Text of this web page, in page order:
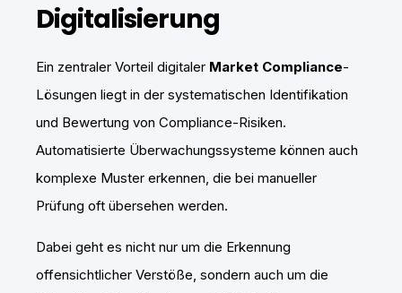
Digitalisierung
Ein zentraler Vorteil digitaler Market Compliance-
Lösungen liegt in der systematischen Identifikation
und Bewertung von Compliance-Risiken.
Automatisierte Überwachungssysteme können auch
komplexe Muster erkennen, die bei manueller
Prüfung oft übersehen werden.
Dabei geht es nicht nur um die Erkennung
offensichtlicher Verstöße, sondern auch um die